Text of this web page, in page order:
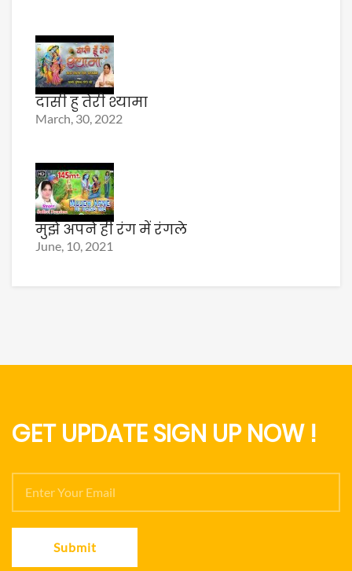
दासी हु तेरी श्यामा
March, 30, 2022
मुझे अपने ही रंग में रंगले
June, 10, 2021
GET UPDATE SIGN UP NOW !
Submit